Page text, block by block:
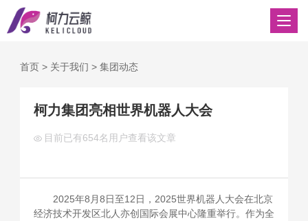
首页> 关于我们 > 集团动态
柯力集团亮相世界机器人大会
目前已有654名用户查看该文章
2025年8月8日至12日，2025世界机器人大会在北京
经济技术开发区北人亦创国际会展中心隆重举行。作为全